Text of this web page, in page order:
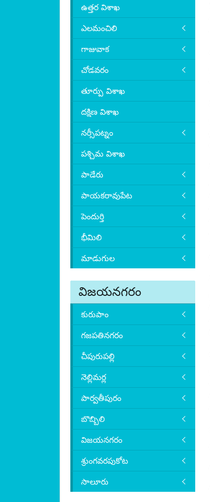
ఉత్తర విశాఖ
ఎలమంచిలి
గాజువాక
చోడవరం
తూర్పు విశాఖ
దక్షిణ విశాఖ
నర్సీపట్నం
పశ్చిమ విశాఖ
పాడేరు
పాయకరావుపేట
పెందుర్తి
భీమిలి
మాడుగుల
విజయనగరం
కురుపాం
గజపతినగరం
చీపురుపల్లి
నెల్లిమర్ల
పార్వతీపురం
బొబ్బిలి
విజయనగరం
శ్రుంగవరపుకోట
సాలూరు